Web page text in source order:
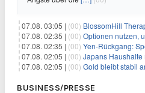
07.08. 03:05 | (00) BlossomHill Therapeutics betritt
07.08. 02:35 | (00) Optionen nutzen, um
07.08. 02:35 | (00) Yen-Rückgang:
07.08. 02:05 | (00) Japans Haushalte reduzieren
07.08. 02:05 | (00) Gold bleibt stabil amid
BUSINESS/PRESSE